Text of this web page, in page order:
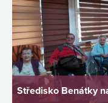
Středisko Benátky